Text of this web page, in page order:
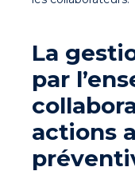
La
par
actions